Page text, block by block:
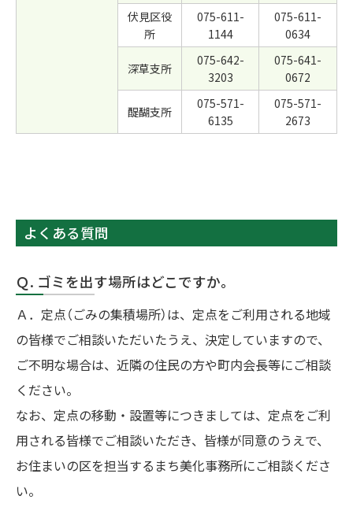
伏見区役
所
075-611-
1144
075-611-
0634
深草支所
075-642-
3203
075-641-
0672
醍醐支所
075-571-
6135
075-571-
2673
よくある質問
Ｑ. ゴミを出す場所はどこですか。
Ａ．定点（ごみの集積場所）は、定点をご利用される地域
の皆様でご相談いただいたうえ、決定していますので、
ご不明な場合は、近隣の住民の方や町内会長等にご相談
ください。
なお、定点の移動・設置等につきましては、定点をご利
用される皆様でご相談いただき、皆様が同意のうえで、
お住まいの区を担当するまち美化事務所にご相談くださ
い。